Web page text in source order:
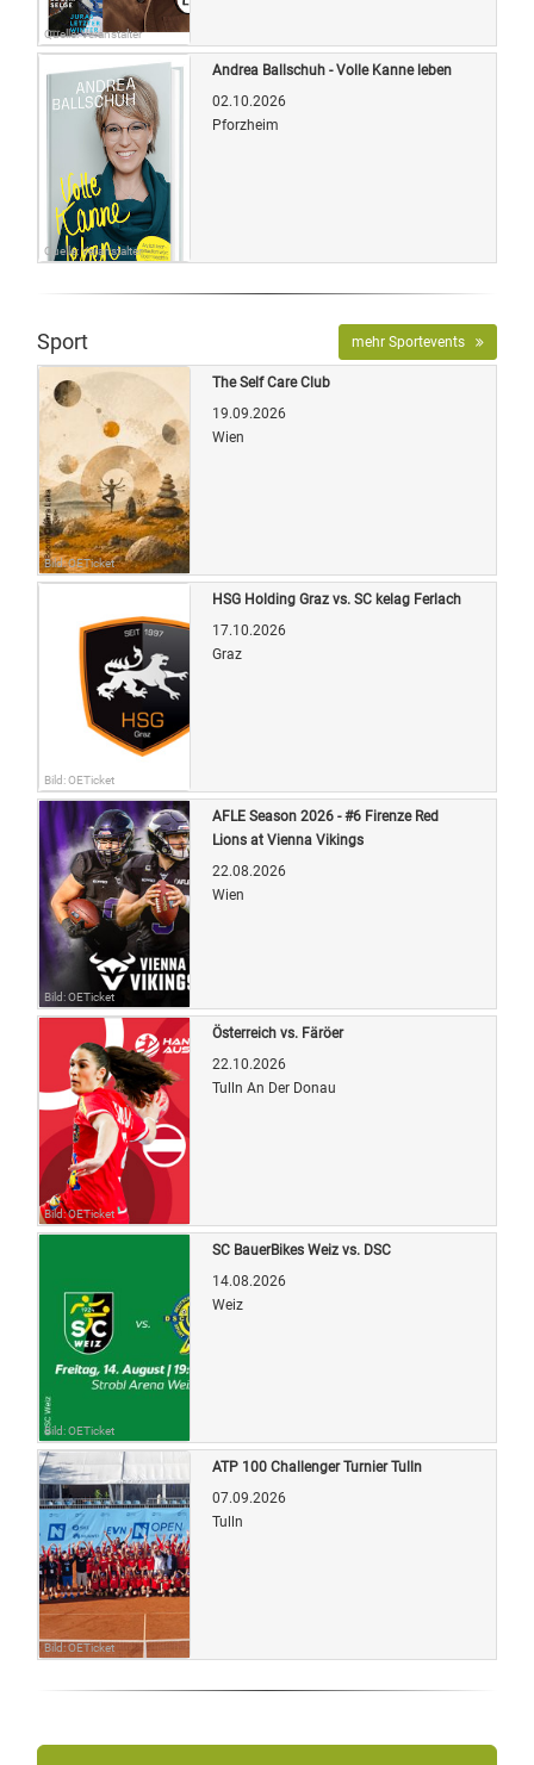
Quelle: Veranstalter
Quelle: Veranstalter
Andrea Ballschuh - Volle Kanne leben
02.10.2026
Pforzheim
Sport mehr Sportevents
Bild: OETicket
The Self Care Club
19.09.2026
Wien
Bild: OETicket
HSG Holding Graz vs. SC kelag Ferlach
17.10.2026
Graz
Bild: OETicket
AFLE Season 2026 - #6 Firenze Red
Lions at Vienna Vikings
22.08.2026
Wien
Bild: OETicket
Österreich vs. Färöer
22.10.2026
Tulln An Der Donau
Bild: OETicket
SC BauerBikes Weiz vs. DSC
14.08.2026
Weiz
Bild: OETicket
ATP 100 Challenger Turnier Tulln
07.09.2026
Tulln